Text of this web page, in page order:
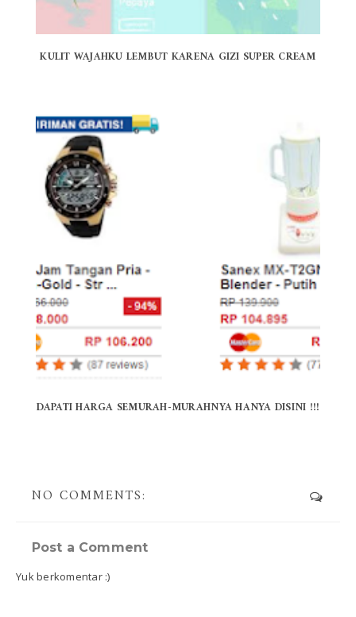
KULIT WAJAHKU LEMBUT KARENA GIZI SUPER CREAM
DAPATI HARGA SEMURAH-MURAHNYA HANYA DISINI !!!
NO COMMENTS:
Post a Comment
Yuk berkomentar :)